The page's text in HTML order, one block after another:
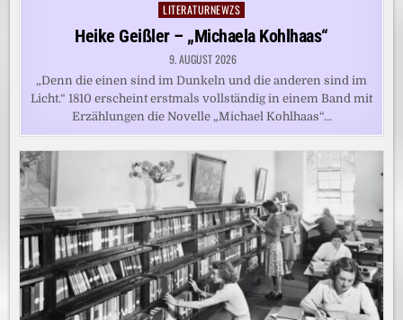
Posted
LITERATURNEWZS
Heike Geißler – „Michaela Kohlhaas“
9. AUGUST 2026
„Denn die einen sind im Dunkeln und die anderen sind im
Licht.“ 1810 erscheint erstmals vollständig in einem Band mit
Erzählungen die Novelle „Michael Kohlhaas“…